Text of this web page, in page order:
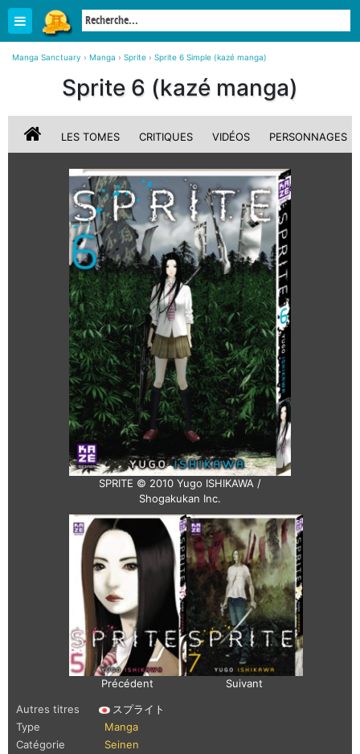
Manga Sanctuary › Manga › Sprite › Sprite 6 Simple (kazé manga)
Sprite 6 (kazé manga)
LES TOMES CRITIQUES VIDÉOS PERSONNAGES
SPRITE © 2010 Yugo ISHIKAWA /
Shogakukan Inc.
Précédent
Suivant
Autres titres
スプライト
Type
Manga
Catégorie
Seinen